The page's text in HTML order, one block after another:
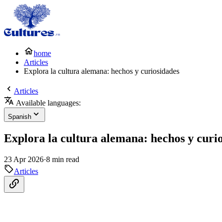
home
Articles
Explora la cultura alemana: hechos y curiosidades
Articles
Available languages:
Spanish
Explora la cultura alemana: hechos y
23 Apr 2026·8 min read
Articles